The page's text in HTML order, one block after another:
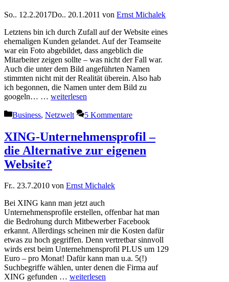
So.. 12.2.2017Do.. 20.1.2011 von Ernst Michalek
Letztens bin ich durch Zufall auf der Website eines
ehemaligen Kunden gelandet. Auf der Teamseite
war ein Foto abgebildet, dass angeblich die
Mitarbeiter zeigen sollte – was nicht der Fall war.
Auch die unter dem Bild angeführten Namen
stimmten nicht mit der Realität überein. Also hab
ich begonnen, die Namen unter dem Bild zu
googeln… … weiterlesen
Kategorien
Business, Netzwelt 5 Kommentare
XING-Unternehmensprofil –
die Alternative zur eigenen
Website?
Fr.. 23.7.2010 von Ernst Michalek
Bei XING kann man jetzt auch
Unternehmensprofile erstellen, offenbar hat man
die Bedrohung durch Mitbewerber Facebook
erkannt. Allerdings scheinen mir die Kosten dafür
etwas zu hoch gegriffen. Denn vertretbar sinnvoll
wirds erst beim Unternehmensprofil PLUS um 129
Euro – pro Monat! Dafür kann man u.a. 5(!)
Suchbegriffe wählen, unter denen die Firma auf
XING gefunden … weiterlesen